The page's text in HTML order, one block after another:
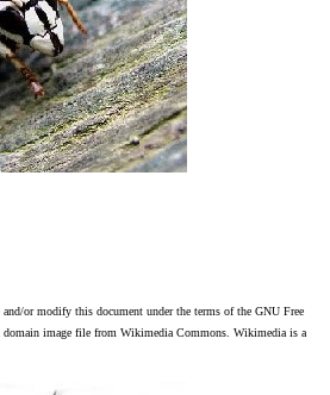
or modify this document under the terms of the GNU Free
image file from Wikimedia Commons. Wikimedia is a